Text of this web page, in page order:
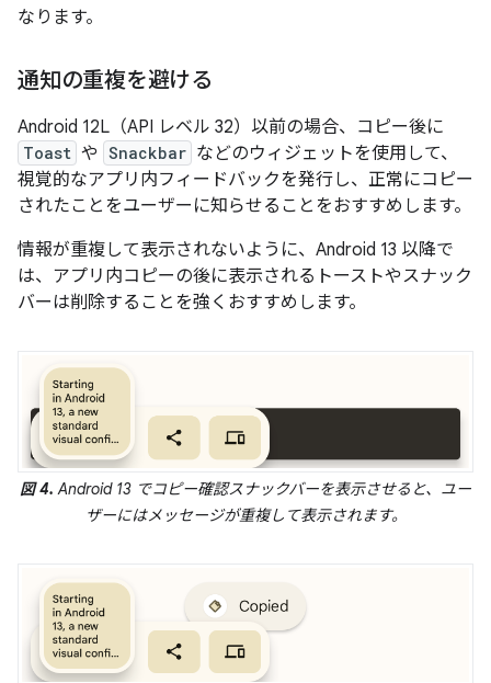
なります。
通知の重複を避ける
Android 12L（API レベル 32）以前の場合、コピー後に
Toast や Snackbar などのウィジェットを使用して、
視覚的なアプリ内フィードバックを発行し、正常にコピー
されたことをユーザーに知らせることをおすすめします。
情報が重複して表示されないように、Android 13 以降で
は、アプリ内コピーの後に表示されるトーストやスナック
バーは削除することを強くおすすめします。
図 4. Android 13 でコピー確認スナックバーを表示させると、ユー
ザーにはメッセージが重複して表示されます。